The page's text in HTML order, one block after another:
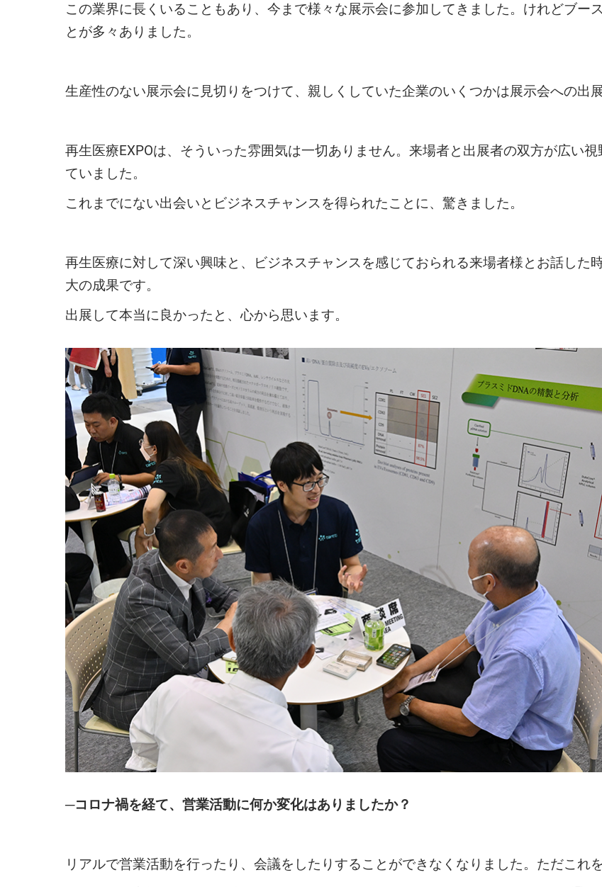
この業界に長くいることもあり、今まで様々な展示会に参加してきました。けれどブー
とが多々ありました。
生産性のない展示会に見切りをつけて、親しくしていた企業のいくつかは展示会への出
再生医療EXPOは、そういった雰囲気は一切ありません。来場者と出展者の双方が広い
ていました。
これまでにない出会いとビジネスチャンスを得られたことに、驚きました。
再生医療に対して深い興味と、ビジネスチャンスを感じておられる来場者様とお話した
大の成果です。
出展して本当に良かったと、心から思います。
─コロナ禍を経て、営業活動に何か変化はありましたか？
リアルで営業活動を行ったり、会議をしたりすることができなくなりました。ただこれ